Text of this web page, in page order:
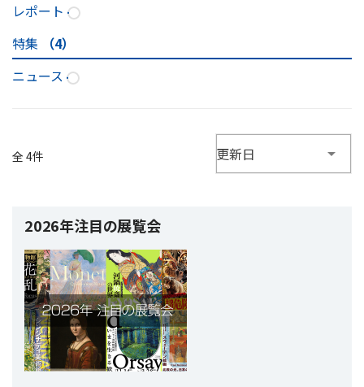
レポート
特集
（4）
ニュース
全 4件 更新日
2026年注目の展覧会